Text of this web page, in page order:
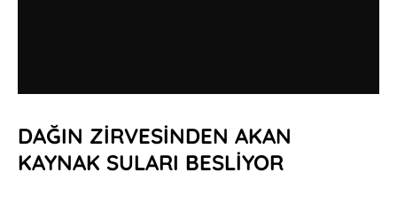
DAĞIN ZİRVESİNDEN AKAN
KAYNAK SULARI BESLİYOR